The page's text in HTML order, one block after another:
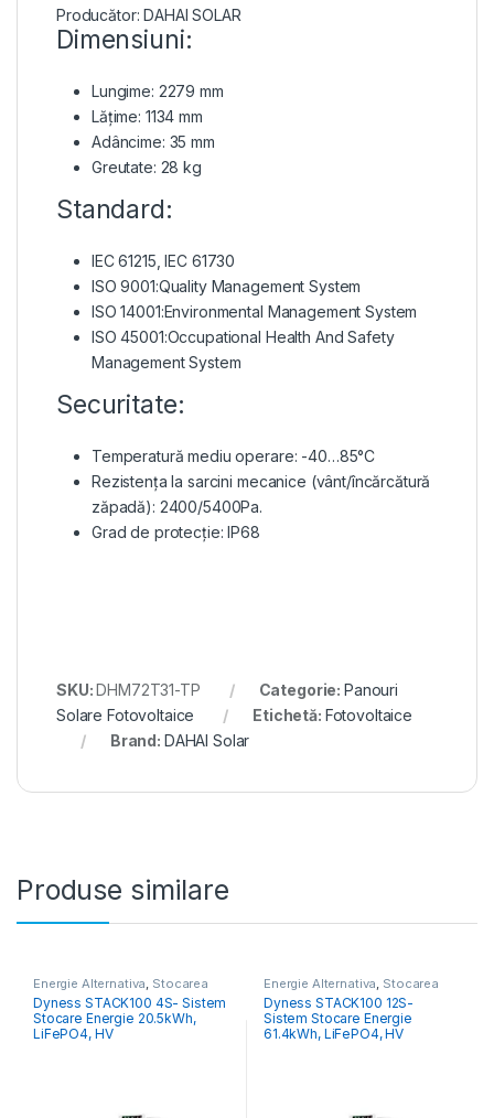
Producător: DAHAI SOLAR
Dimensiuni:
Lungime: 2279 mm
Lățime: 1134 mm
Adâncime: 35 mm
Greutate: 28 kg
Standard:
IEC 61215, IEC 61730
ISO 9001:Quality Management System
ISO 14001:Environmental Management System
ISO 45001:Occupational Health And Safety
Management System
Securitate:
Temperatură mediu operare: -40…85°C
Rezistența la sarcini mecanice (vânt/încărcătură
zăpadă): 2400/5400Pa.
Grad de protecție: IP68
SKU:DHM72T31-TP Categorie: Panouri
Solare Fotovoltaice
Etichetă: Fotovoltaice
Brand: DAHAI Solar
Produse similare
Energie Alternativa Stocarea
Energiei
Dyness STACK100 4S- Sistem
Stocare Energie 20.5kWh,
LiFePO4, HV
Energie Alternativa Stocarea
Energiei
Dyness STACK100 12S-
Sistem Stocare Energie
61.4kWh, LiFePO4, HV